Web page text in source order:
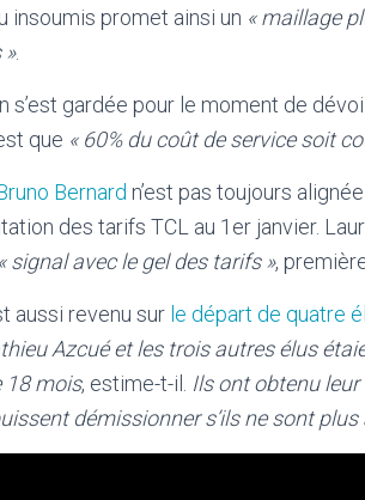
insoumis promet ainsi un « maillage
».
s’est gardée pour le moment de
que « 60% du coût de service soit
Bernard n’est pas toujours
des tarifs TCL au 1er janvier.
« signal avec le gel des tarifs »,
aussi revenu sur le départ de quatre
Azcué et les trois autres élus
18 mois, estime-t-il. Ils ont obtenu
démissionner s’ils ne sont plus